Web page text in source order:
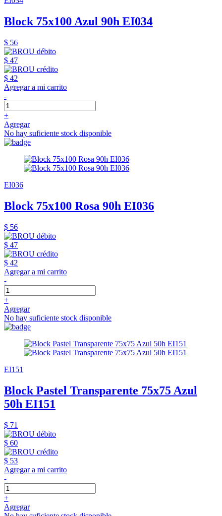
Block 75x100 Azul 90h EI034
$ 56
$ 47
$ 42
Agregar a mi carrito
-
+
Agregar
No hay suficiente stock disponible
EI036
Block 75x100 Rosa 90h EI036
$ 56
$ 47
$ 42
Agregar a mi carrito
-
+
Agregar
No hay suficiente stock disponible
EI151
Block Pastel Transparente 75x75 Azul
50h EI151
$ 71
$ 60
$ 53
Agregar a mi carrito
-
+
Agregar